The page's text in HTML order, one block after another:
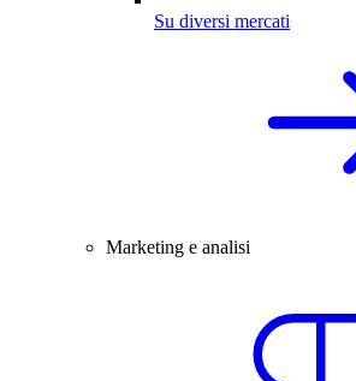
Su diversi mercati
Marketing e analisi